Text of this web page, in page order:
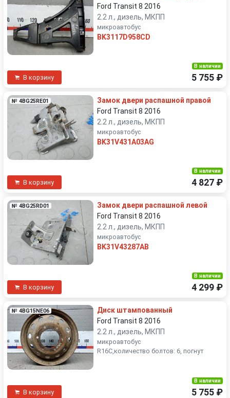
Ford Transit 8 2016
2.2 л., дизель, МКПП
микроавтобус
BK3117D958CD
В корзину
В наличии
5 755 ₽
№ 4BG25RE01
Замок двери распашной правой
Ford Transit 8 2016
2.2 л., дизель, МКПП
микроавтобус
BK31V431A03AG
В корзину
В наличии
4 827 ₽
№ 4BG25RD01
Замок двери распашной левой
Ford Transit 8 2016
2.2 л., дизель, МКПП
микроавтобус
BK31V43287AB
В корзину
В наличии
4 299 ₽
№ 4BG15NE06
Диск штампованный
Ford Transit 8 2016
2.2 л., дизель, МКПП
микроавтобус
R16C,количество болтов: 6, погнут
В корзину
В наличии
5 755 ₽